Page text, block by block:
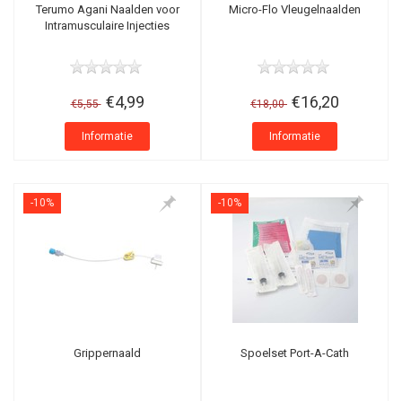
Terumo Agani Naalden voor
Intramusculaire Injecties
€5,55 €4,99
Informatie
Micro-Flo Vleugelnaalden
€18,00 €16,20
Informatie
-10%
Grippernaald
-10%
Spoelset Port-A-Cath